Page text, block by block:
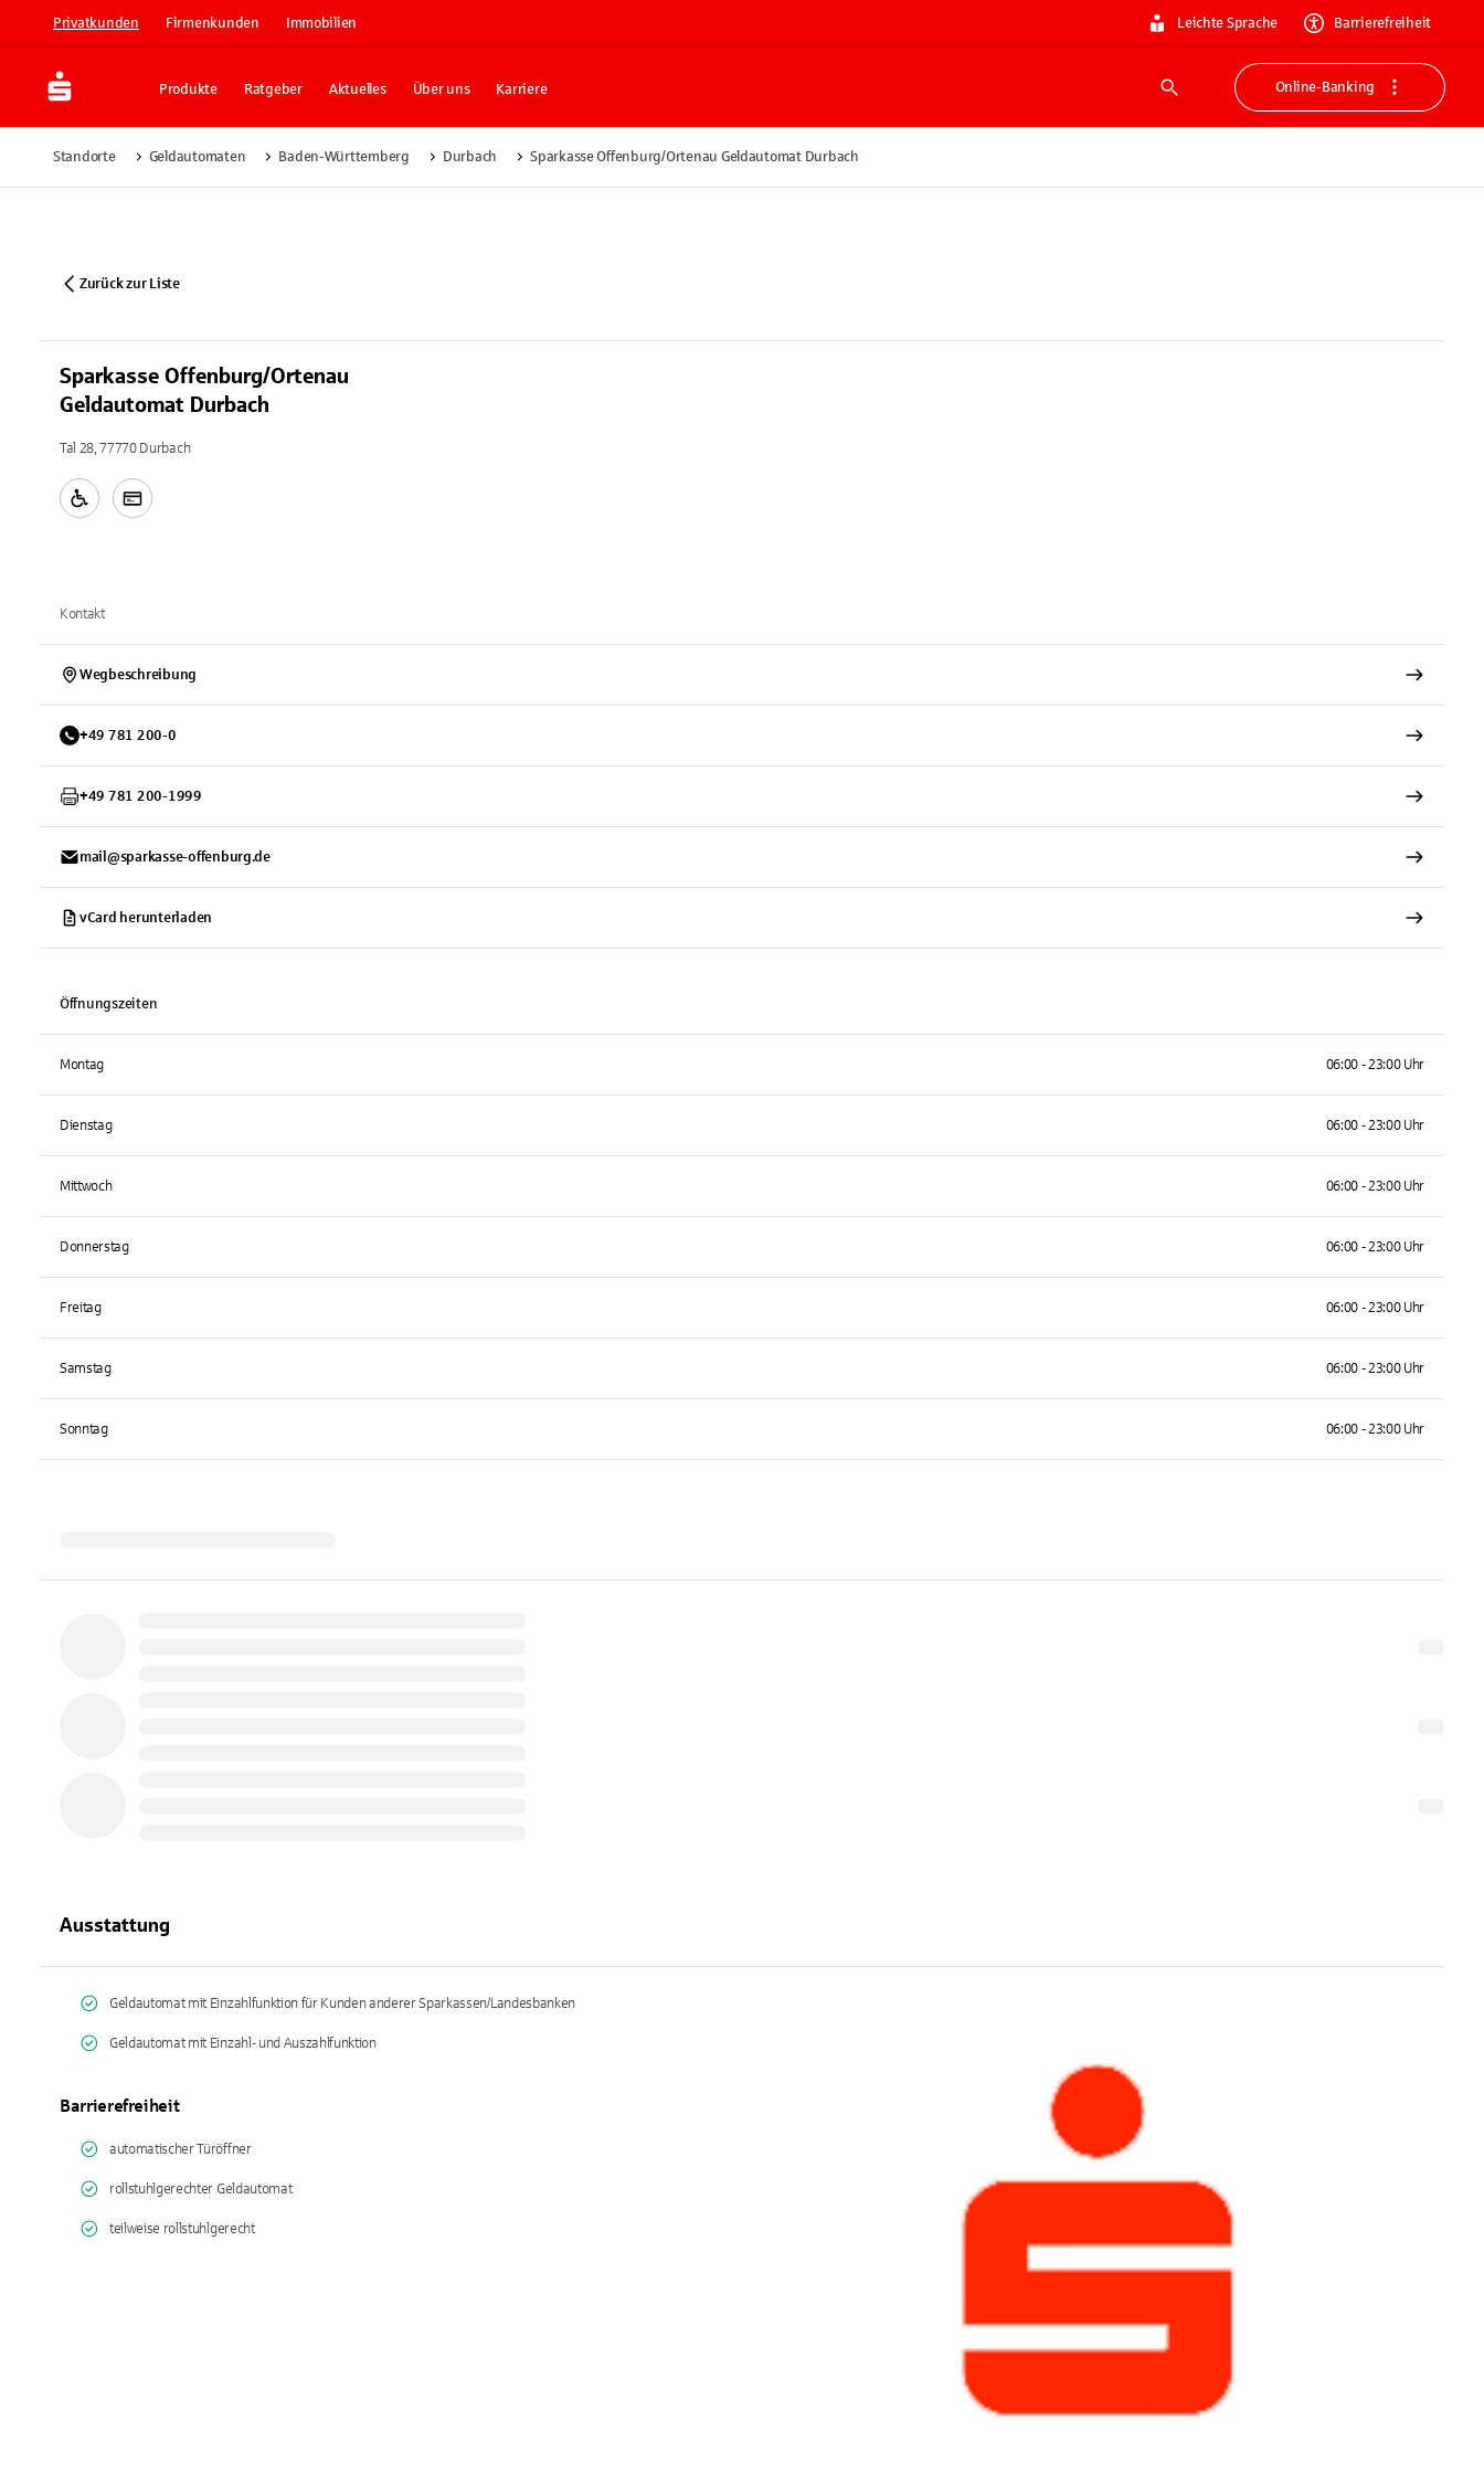
Privatkunden Firmenkunden Immobilien Leichte Sprache Barrierefreiheit
Produkte Ratgeber Aktuelles Über uns Karriere
Suche
Online-Banking
Standorte Geldautomaten Baden-Württemberg Durbach Sparkasse Offenburg/Ortenau Geldautomat Durbach
Zurück zur Liste
Sparkasse Offenburg/Ortenau
Geldautomat Durbach
Tal 28, 77770 Durbach
Kontakt
Wegbeschreibung
+49 781 200-0
+49 781 200-1999
mail@sparkasse-offenburg.de
vCard herunterladen
Öffnungszeiten
Montag 06:00 - 23:00 Uhr
Dienstag 06:00 - 23:00 Uhr
Mittwoch 06:00 - 23:00 Uhr
Donnerstag 06:00 - 23:00 Uhr
Freitag 06:00 - 23:00 Uhr
Samstag 06:00 - 23:00 Uhr
Sonntag 06:00 - 23:00 Uhr
Ausstattung
Geldautomat mit Einzahlfunktion für Kunden anderer Sparkassen/Landesbanken
Geldautomat mit Einzahl- und Auszahlfunktion
Barrierefreiheit
automatischer Türöffner
rollstuhlgerechter Geldautomat
teilweise rollstuhlgerecht